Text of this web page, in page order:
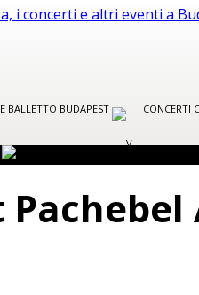
BALLETTO BUDAPEST CONCERTI